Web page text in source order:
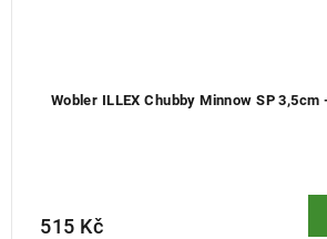
Wobler ILLEX Chubby Minnow SP 3,5cm
515 Kč